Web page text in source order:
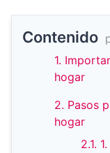
Contenido
1.
hogar
2. Pasos
hogar
2.1.